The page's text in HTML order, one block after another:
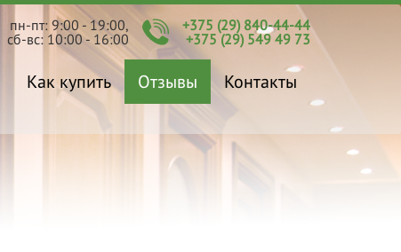
пн-пт: 9:00 - 19:00,
сб-вс: 10:00 - 16:00
+375 (29) 840-44-44
+375 (29) 549 49 73
Как купить Отзывы Контакты